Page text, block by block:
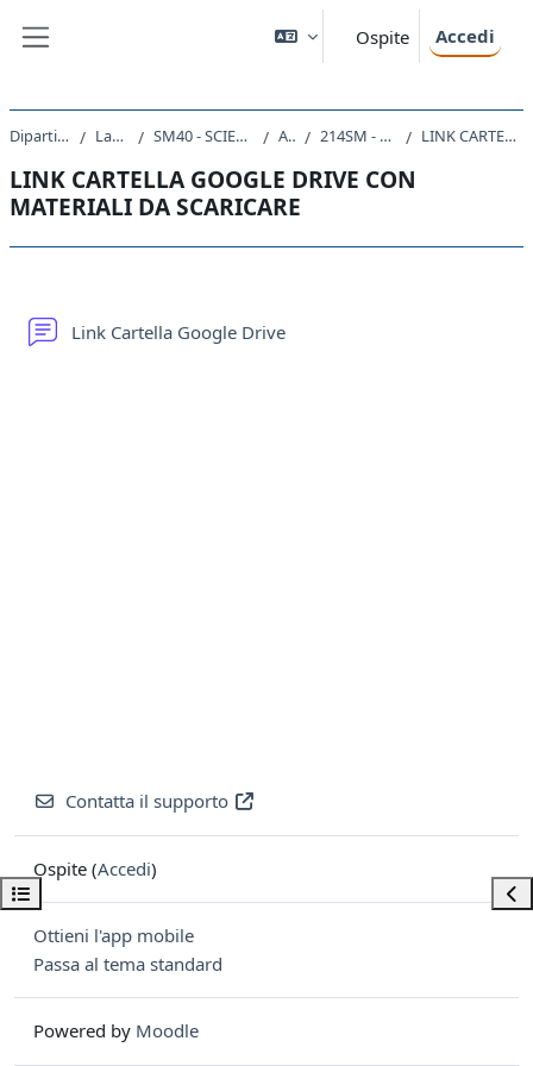
Ospite Accedi
Apri indice del corso
Dipartimento di Scienze della Vita Laurea triennale (DM270) SM40 - SCIENZE E TECNOLOGIE PER L'AMBIENTE E LA NATURA A.A. 2020 - 2021 214SM - SISTEMI INFORMATIVI GEOGRAFICI 2020 LINK CARTELLA GOOGLE DRIVE CON MATERIALI DA SCARICARE
LINK CARTELLA GOOGLE DRIVE CON
MATERIALI DA SCARICARE
Link Cartella Google Drive
Contatta il supporto
Ospite (Accedi)
Ottieni l'app mobile
Passa al tema standard
Powered by Moodle